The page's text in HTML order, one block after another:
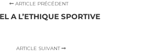
ARTICLE PRÉCÉDENT
A L’ETHIQUE SPORTIVE
ARTICLE SUIVANT